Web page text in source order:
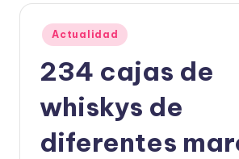
d
Publicado
en
Actualidad
234 cajas de
whiskys de
diferentes